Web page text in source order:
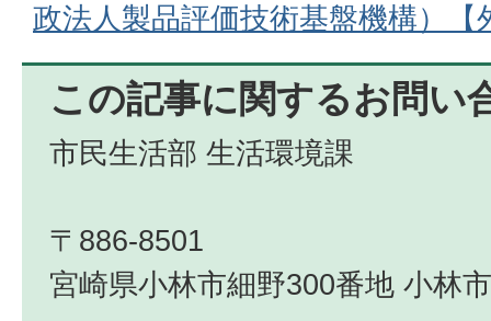
政法人製品評価技術基盤機構）【
この記事に関するお問い
市民生活部 生活環境課
〒886-8501
宮崎県小林市細野300番地 小林